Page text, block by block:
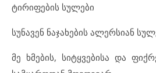
ტირიფების სულები
სუნავენ ნაჯახების ალერსიან სუ
მე ხმების, სიტყვებისა და ფიქ